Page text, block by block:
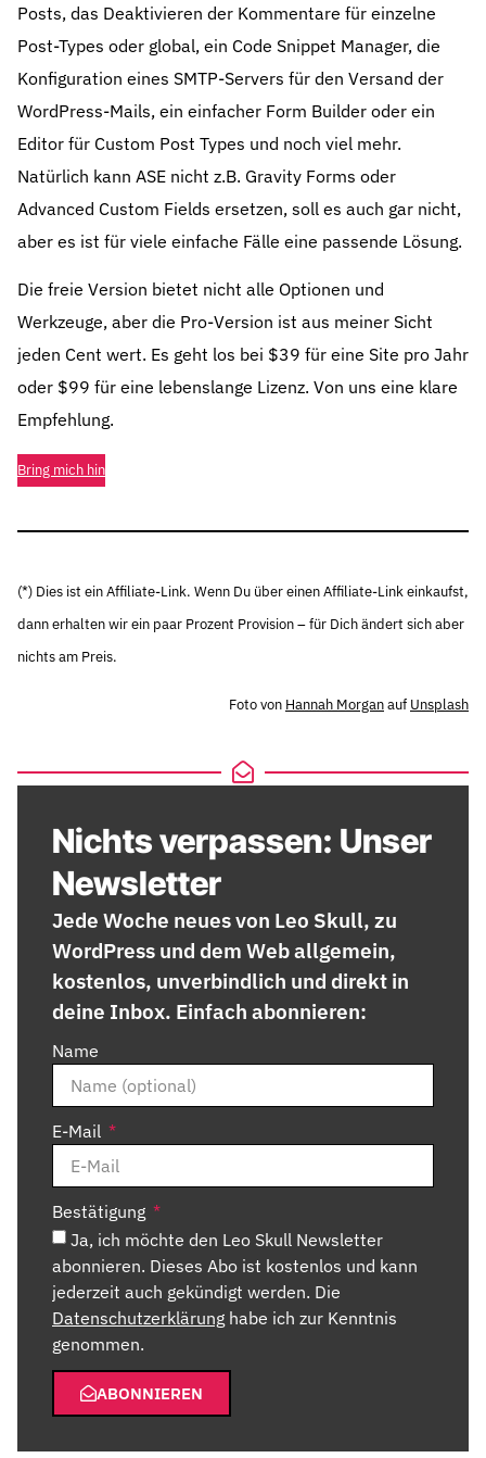
Posts, das Deaktivieren der Kommentare für einzelne
Post-Types oder global, ein Code Snippet Manager, die
Konfiguration eines SMTP-Servers für den Versand der
WordPress-Mails, ein einfacher Form Builder oder ein
Editor für Custom Post Types und noch viel mehr.
Natürlich kann ASE nicht z.B. Gravity Forms oder
Advanced Custom Fields ersetzen, soll es auch gar nicht,
aber es ist für viele einfache Fälle eine passende Lösung.
Die freie Version bietet nicht alle Optionen und
Werkzeuge, aber die Pro-Version ist aus meiner Sicht
jeden Cent wert. Es geht los bei $39 für eine Site pro Jahr
oder $99 für eine lebenslange Lizenz. Von uns eine klare
Empfehlung.
Bring mich hin
(*) Dies ist ein Affiliate-Link. Wenn Du über einen Affiliate-Link einkaufst,
dann erhalten wir ein paar Prozent Provision – für Dich ändert sich aber
nichts am Preis.
Foto von Hannah Morganauf Unsplash
Nichts verpassen: Unser
Newsletter
Jede Woche neues von Leo Skull, zu
WordPress und dem Web allgemein,
kostenlos, unverbindlich und direkt in
deine Inbox. Einfach abonnieren:
Name
E-Mail
Bestätigung
Ja, ich möchte den Leo Skull Newsletter
abonnieren. Dieses Abo ist kostenlos und kann
jederzeit auch gekündigt werden. Die
Datenschutzerklärung habe ich zur Kenntnis
genommen.
ABONNIEREN